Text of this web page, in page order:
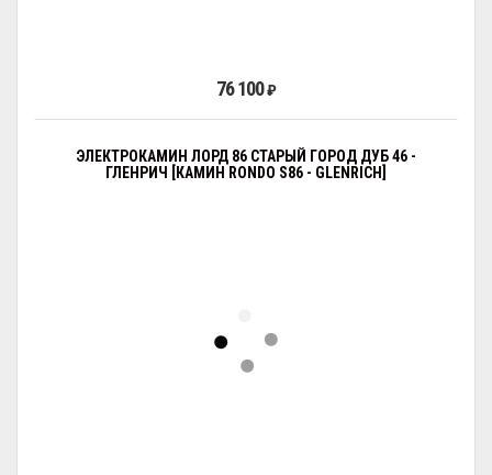
76 100₽
ЭЛЕКТРОКАМИН ЛОРД 86 СТАРЫЙ ГОРОД ДУБ 46 -
ГЛЕНРИЧ [КАМИН RONDO S86 - GLENRICH]